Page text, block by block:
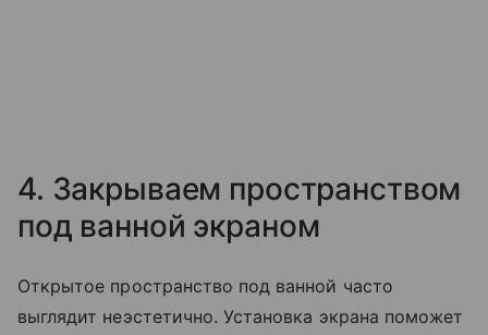
4. Закрываем пространством
под ванной экраном
Открытое пространство под ванной часто
выглядит неэстетично. Установка экрана поможет